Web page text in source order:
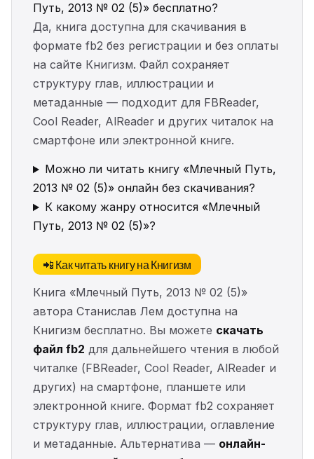
Путь, 2013 № 02 (5)» бесплатно?
Да, книга доступна для скачивания в
формате fb2 без регистрации и без оплаты
на сайте Книгизм. Файл сохраняет
структуру глав, иллюстрации и
метаданные — подходит для FBReader,
Cool Reader, AlReader и других читалок на
смартфоне или электронной книге.
Можно ли читать книгу «Млечный Путь,
2013 № 02 (5)» онлайн без скачивания?
К какому жанру относится «Млечный
Путь, 2013 № 02 (5)»?
📲 Как читать книгу на Книгизм
Книга «Млечный Путь, 2013 № 02 (5)»
автора Станислав Лем доступна на
Книгизм бесплатно. Вы можете скачать
файл fb2 для дальнейшего чтения в любой
читалке (FBReader, Cool Reader, AlReader и
других) на смартфоне, планшете или
электронной книге. Формат fb2 сохраняет
структуру глав, иллюстрации, оглавление
и метаданные. Альтернатива — онлайн-